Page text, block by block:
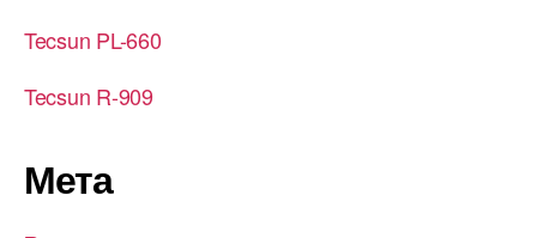
Tecsun PL-660
Tecsun R-909
Мета